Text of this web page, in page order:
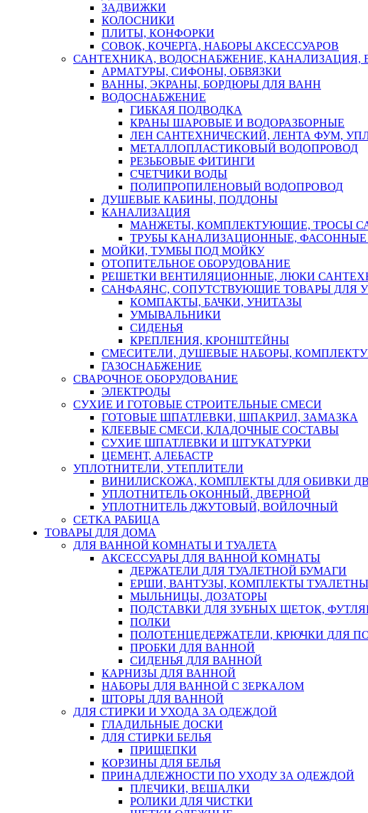
ЗАДВИЖКИ
КОЛОСНИКИ
ПЛИТЫ, КОНФОРКИ
СОВОК, КОЧЕРГА, НАБОРЫ АКСЕССУАРОВ
САНТЕХНИКА, ВОДОСНАБЖЕНИЕ, КАНАЛИЗАЦИЯ,
АРМАТУРЫ, СИФОНЫ, ОБВЯЗКИ
ВАННЫ, ЭКРАНЫ, БОРДЮРЫ ДЛЯ ВАНН
ВОДОСНАБЖЕНИЕ
ГИБКАЯ ПОДВОДКА
КРАНЫ ШАРОВЫЕ И ВОДОРАЗБОРНЫЕ
ЛЕН САНТЕХНИЧЕСКИЙ, ЛЕНТА ФУМ,
МЕТАЛЛОПЛАСТИКОВЫЙ ВОДОПРОВОД
РЕЗЬБОВЫЕ ФИТИНГИ
СЧЕТЧИКИ ВОДЫ
ПОЛИПРОПИЛЕНОВЫЙ ВОДОПРОВОД
ДУШЕВЫЕ КАБИНЫ, ПОДДОНЫ
КАНАЛИЗАЦИЯ
МАНЖЕТЫ, КОМПЛЕКТУЮЩИЕ, ТРОСЫ
ТРУБЫ КАНАЛИЗАЦИОННЫЕ, ФАСОННЫЕ
МОЙКИ, ТУМБЫ ПОД МОЙКУ
ОТОПИТЕЛЬНОЕ ОБОРУДОВАНИЕ
РЕШЕТКИ ВЕНТИЛЯЦИОННЫЕ, ЛЮКИ
САНФАЯНС, СОПУТСТВУЮЩИЕ ТОВАРЫ ДЛЯ
КОМПАКТЫ, БАЧКИ, УНИТАЗЫ
УМЫВАЛЬНИКИ
СИДЕНЬЯ
КРЕПЛЕНИЯ, КРОНШТЕЙНЫ
СМЕСИТЕЛИ, ДУШЕВЫЕ НАБОРЫ,
ГАЗОСНАБЖЕНИЕ
СВАРОЧНОЕ ОБОРУДОВАНИЕ
ЭЛЕКТРОДЫ
СУХИЕ И ГОТОВЫЕ СТРОИТЕЛЬНЫЕ СМЕСИ
ГОТОВЫЕ ШПАТЛЕВКИ, ШПАКРИЛ, ЗАМАЗКА
КЛЕЕВЫЕ СМЕСИ, КЛАДОЧНЫЕ СОСТАВЫ
СУХИЕ ШПАТЛЕВКИ И ШТУКАТУРКИ
ЦЕМЕНТ, АЛЕБАСТР
УПЛОТНИТЕЛИ, УТЕПЛИТЕЛИ
ВИНИЛИСКОЖА, КОМПЛЕКТЫ ДЛЯ ОБИВКИ
УПЛОТНИТЕЛЬ ОКОННЫЙ, ДВЕРНОЙ
УПЛОТНИТЕЛЬ ДЖУТОВЫЙ, ВОЙЛОЧНЫЙ
СЕТКА РАБИЦА
ТОВАРЫ ДЛЯ ДОМА
ДЛЯ ВАННОЙ КОМНАТЫ И ТУАЛЕТА
АКСЕССУАРЫ ДЛЯ ВАННОЙ КОМНАТЫ
ДЕРЖАТЕЛИ ДЛЯ ТУАЛЕТНОЙ БУМАГИ
ЕРШИ, ВАНТУЗЫ, КОМПЛЕКТЫ
МЫЛЬНИЦЫ, ДОЗАТОРЫ
ПОДСТАВКИ ДЛЯ ЗУБНЫХ ЩЕТОК,
ПОЛКИ
ПОЛОТЕНЦЕДЕРЖАТЕЛИ, КРЮЧКИ ДЛЯ
ПРОБКИ ДЛЯ ВАННОЙ
СИДЕНЬЯ ДЛЯ ВАННОЙ
КАРНИЗЫ ДЛЯ ВАННОЙ
НАБОРЫ ДЛЯ ВАННОЙ С ЗЕРКАЛОМ
ШТОРЫ ДЛЯ ВАННОЙ
ДЛЯ СТИРКИ И УХОДА ЗА ОДЕЖДОЙ
ГЛАДИЛЬНЫЕ ДОСКИ
ДЛЯ СТИРКИ БЕЛЬЯ
ПРИЩЕПКИ
КОРЗИНЫ ДЛЯ БЕЛЬЯ
ПРИНАДЛЕЖНОСТИ ПО УХОДУ ЗА ОДЕЖДОЙ
ПЛЕЧИКИ, ВЕШАЛКИ
РОЛИКИ ДЛЯ ЧИСТКИ